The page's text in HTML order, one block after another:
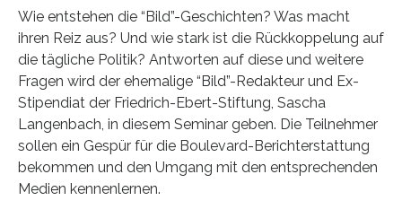
Wie entstehen die “Bild”-Geschichten? Was macht
ihren Reiz aus? Und wie stark ist die Rückkoppelung auf
die tägliche Politik? Antworten auf diese und weitere
Fragen wird der ehemalige “Bild”-Redakteur und Ex-
Stipendiat der Friedrich-Ebert-Stiftung, Sascha
Langenbach, in diesem Seminar geben. Die Teilnehmer
sollen ein Gespür für die Boulevard-Berichterstattung
bekommen und den Umgang mit den entsprechenden
Medien kennenlernen.